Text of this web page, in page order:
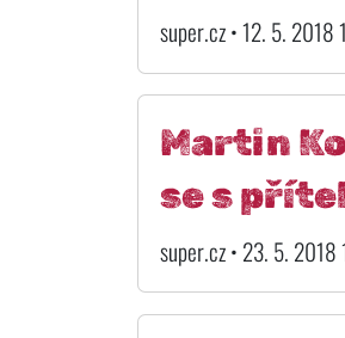
super.cz • 12. 5. 2018
Martin
se s
super.cz • 23. 5.